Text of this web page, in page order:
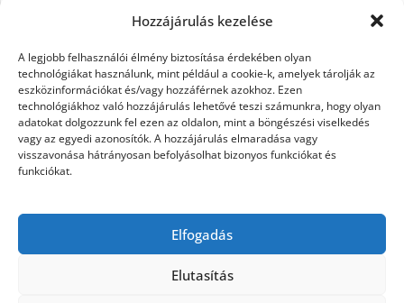
Hozzájárulás kezelése
A legjobb felhasználói élmény biztosítása érdekében olyan
technológiákat használunk, mint például a cookie-k, amelyek tárolják az
eszközinformációkat és/vagy hozzáférnek azokhoz. Ezen
technológiákhoz való hozzájárulás lehetővé teszi számunkra, hogy olyan
adatokat dolgozzunk fel ezen az oldalon, mint a böngészési viselkedés
vagy az egyedi azonosítók. A hozzájárulás elmaradása vagy
visszavonása hátrányosan befolyásolhat bizonyos funkciókat és
funkciókat.
Elfogadás
Elutasítás
Kovács László Stone
Krasznai Tünde Like LiL C. Malek Miklós mentor Muri Enikő
Nagy Feró Oláh Gergő Péterffy Lili Rocktenors RTL Klub
Cowell Szabó Dávid Szabó Ádám Szikora Róbert Takács Nikolas
Tarány Tamás Tóth Gabi Vastag Csaba Vastag Tamás
Kati X-factor X-FaktorX-Faktor videók
X-Faktor válogatásx faktor döntő Zámbó